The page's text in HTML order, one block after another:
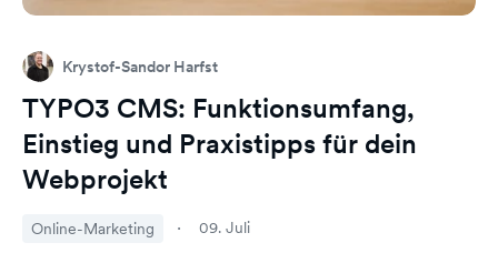
Krystof-Sandor Harfst
TYPO3 CMS: Funktionsumfang,
Einstieg und Praxistipps für dein
Webprojekt
Online-Marketing 09. Juli